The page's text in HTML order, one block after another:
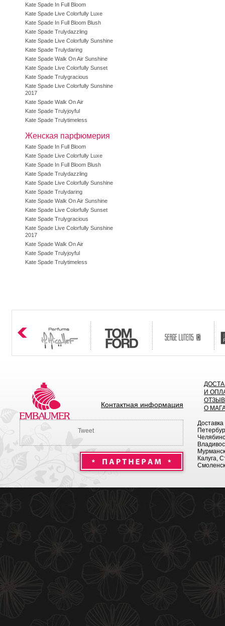
Kate Spade In Full Bloom
Kate Spade Live Colorfully Luxe
Kate Spade In Full Bloom Blush
Kate Spade Trulydazzling
Kate Spade Live Colorfully Sunshine
Kate Spade Trulydaring
Kate Spade Walk On Air Sunshine
Kate Spade Live Colorfully Sunset
Kate Spade Trulygracious
Kate Spade Live Colorfully Sunshine
2017
Kate Spade Walk On Air
Kate Spade Trulyjoyful
Kate Spade Trulytimeless
Женская парфюмерия
Kate Spade In Full Bloom
Kate Spade Live Colorfully Luxe
Kate Spade In Full Bloom Blush
Kate Spade Trulydazzling
Kate Spade Live Colorfully Sunshine
Kate Spade Trulydaring
Kate Spade Walk On Air Sunshine
Kate Spade Live Colorfully Sunset
Kate Spade Trulygracious
Kate Spade Live Colorfully Sunshine
2017
Kate Spade Walk On Air
Kate Spade Trulyjoyful
Kate Spade Trulytimeless
Контактная информация
И
О
Tweet
Калуга,